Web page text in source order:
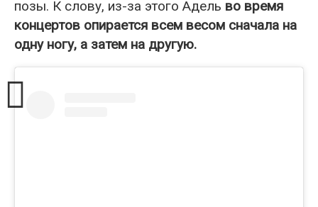
позы. К слову, из-за этого Адель во время
концертов опирается всем весом сначала на
одну ногу, а затем на другую.